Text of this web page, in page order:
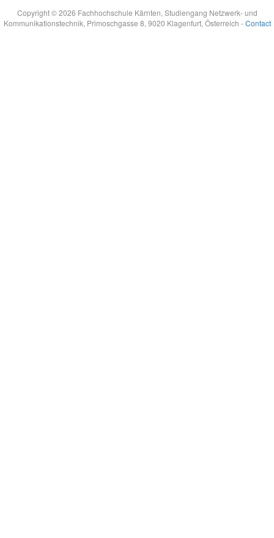
Copyright © 2026 Fachhochschule Kärnten, Studiengang Netzwerk- und
Kommunikationstechnik, Primoschgasse 8, 9020 Klagenfurt, Österreich -Contact